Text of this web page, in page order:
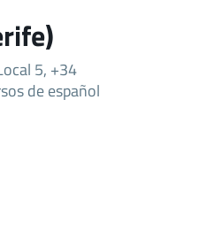
5, +34
de español